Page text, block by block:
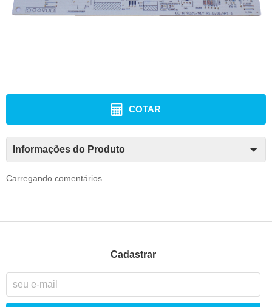
COTAR
Informações do Produto
Carregando comentários ...
Cadastrar